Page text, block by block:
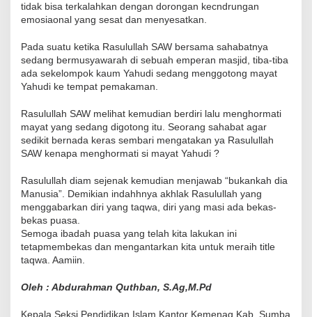
tidak bisa terkalahkan dengan dorongan kecndrungan
emosiaonal yang sesat dan menyesatkan.
Pada suatu ketika Rasulullah SAW bersama sahabatnya
sedang bermusyawarah di sebuah emperan masjid, tiba-tiba
ada sekelompok kaum Yahudi sedang menggotong mayat
Yahudi ke tempat pemakaman.
Rasulullah SAW melihat kemudian berdiri lalu menghormati
mayat yang sedang digotong itu. Seorang sahabat agar
sedikit bernada keras sembari mengatakan ya Rasulullah
SAW kenapa menghormati si mayat Yahudi ?
Rasulullah diam sejenak kemudian menjawab “bukankah dia
Manusia”. Demikian indahhnya akhlak Rasulullah yang
menggabarkan diri yang taqwa, diri yang masi ada bekas-
bekas puasa.
Semoga ibadah puasa yang telah kita lakukan ini
tetapmembekas dan mengantarkan kita untuk meraih title
taqwa. Aamiin.
Oleh : Abdurahman Quthban, S.Ag,M.Pd
Kepala Seksi Pendidikan Islam Kantor Kemenag Kab. Sumba